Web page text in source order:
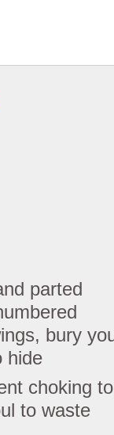
parted
bury
hide
choking
to waste